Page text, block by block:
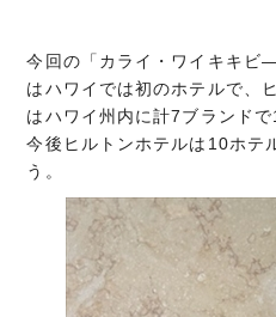
今回の「カライ・ワイキキビ
はハワイでは初のホテルで、
はハワイ州内に計7ブランド
今後ヒルトンホテルは10ホテ
う。